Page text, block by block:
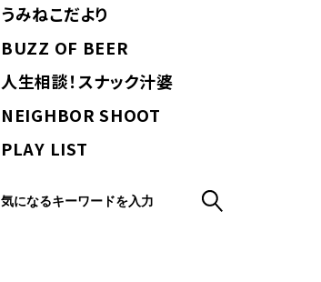
うみねこだより
BUZZ OF BEER
人生相談！スナック汁婆
NEIGHBOR SHOOT
PLAY LIST